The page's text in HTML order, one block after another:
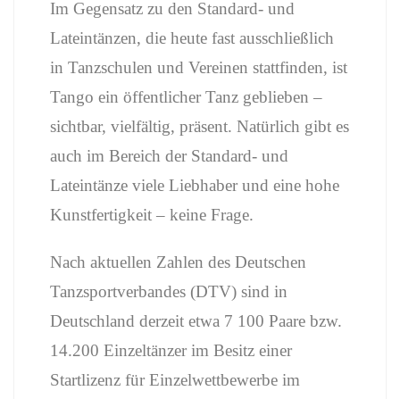
Im Gegensatz zu den Standard- und
Lateintänzen, die heute fast ausschließlich
in Tanzschulen und Vereinen stattfinden, ist
Tango ein öffentlicher Tanz geblieben –
sichtbar, vielfältig, präsent. Natürlich gibt es
auch im Bereich der Standard- und
Lateintänze viele Liebhaber und eine hohe
Kunstfertigkeit – keine Frage.
Nach aktuellen Zahlen des Deutschen
Tanzsportverbandes (DTV) sind in
Deutschland derzeit etwa 7 100 Paare bzw.
14.200 Einzeltänzer im Besitz einer
Startlizenz für Einzelwettbewerbe im